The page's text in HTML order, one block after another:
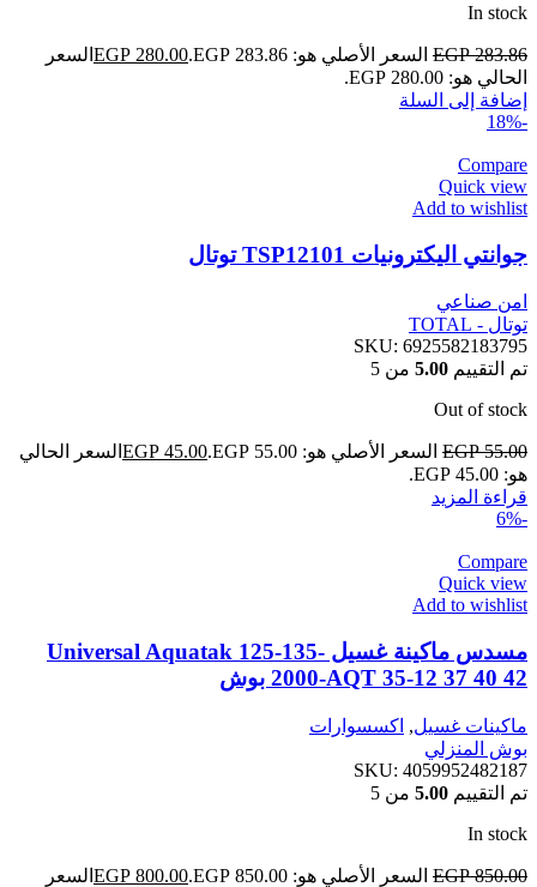
In stock
EGP283.86 السعر الأصلي هو: EGP 283.86. EGP 280.00
السعر
الحالي هو: EGP 280.00.
إضافة إلى السلة
-18%
Compare
Quick view
Add to wishlist
جوانتي اليكترونيات TSP12101 توتال
امن صناعي
توتال - TOTAL
SKU: 6925582183795
تم التقييم 5.00 من 5
Out of stock
EGP55.00 السعر الأصلي هو: EGP 55.00. EGP 45.00
السعر الحالي
هو: EGP 45.00.
قراءة المزيد
-6%
Compare
Quick view
Add to wishlist
مسدس ماكينة غسيل Universal Aquatak 125-135-
2000-AQT 35-12 37 40 42 بوش
ماكينات غسيل, اكسسوارات
بوش المنزلي
SKU: 4059952482187
تم التقييم 5.00 من 5
In stock
EGP850.00 السعر الأصلي هو: EGP 850.00. EGP 800.00
السعر